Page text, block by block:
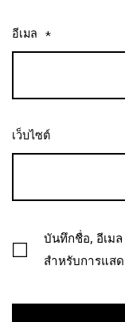
อีเมล *
เว็บไซต์
บันทึกชื่อ, อีเม
สำหรับการแส